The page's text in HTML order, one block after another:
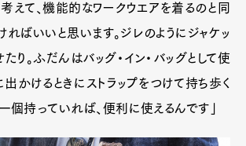
考えて、機能的なワークウエアを着るのと同
ばいいと思います。ジレのようにジャケッ
り。ふだんはバッグ・イン・バッグとして使
かけるときにストラップをつけて持ち歩く
個持っていれば、便利に使えるんです」